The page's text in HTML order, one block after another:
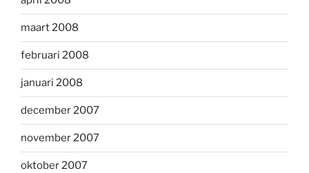
maart 2008
februari 2008
januari 2008
december 2007
november 2007
oktober 2007